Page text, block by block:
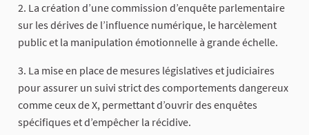
2. La création d’une commission d’enquête parlementaire
sur les dérives de l’influence numérique, le harcèlement
public et la manipulation émotionnelle à grande échelle.
3. La mise en place de mesures législatives et judiciaires
pour assurer un suivi strict des comportements dangereux
comme ceux de X, permettant d’ouvrir des enquêtes
spécifiques et d’empêcher la récidive.